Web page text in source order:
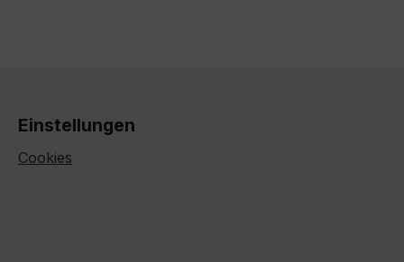
Einstellungen
Cookies